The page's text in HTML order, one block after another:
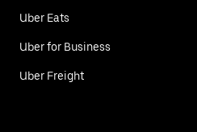
Uber Eats
Uber for Business
Uber Freight